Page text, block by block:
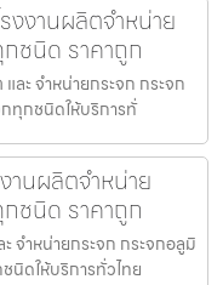
งงานผลิตจำหน่าย
ชนิด ราคาถูก
ละ จำหน่ายกระจก กระจก
ทุกชนิดให้บริการทั่
านผลิตจำหน่าย
ชนิด ราคาถูก
จำหน่ายกระจก กระจกอลูมิ
นิดให้บริการทั่วไทย